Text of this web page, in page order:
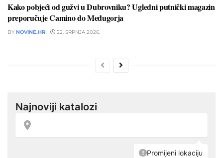
Kako pobjeći od gužvi u Dubrovniku? Ugledni putnički magazin
preporučuje Camino do Međugorja
BY NOVINE.HR 22. SRPNJA 2026.